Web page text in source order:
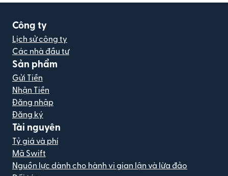
Công ty
Lịch sử công ty
Các nhà đầu tư
Sản phẩm
Gửi Tiền
Nhận Tiền
Đăng nhập
Đăng ký
Tài nguyên
Tỷ giá và phí
Mã Swift
Nguồn lực dành cho hành vi gian lận và lừa đảo